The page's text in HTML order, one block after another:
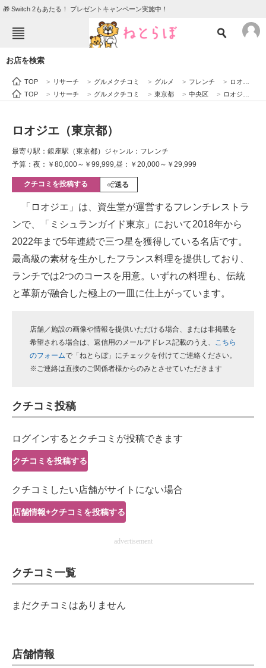
🎁 Switch 2もあたる！ プレゼントキャンペーン実施中！
エンタメ クイズ
動物 リサーチ
会員記事
注目記事を集めた総合ページ
ITの今と未来を見通す
スマホと通信の最新トレンド
好きが集まる 比べて選べる
ビジネスと働き方のヒント
企業ITのトレンドを詳説
経営リーダーのコミュニティ
マーケ×ITの今がよく分かる
ITエンジニア向け専門サイト
企業向けIT製品の総合サイト
IT製品の技術・比較・事例
製造業のIT導入・活用を支援
お店を検索
TOP > リサーチ > グルメクチコミ > グルメ > フレンチ > ロオジエ（東京都）
TOP
> リサーチ > グルメクチコミ > 東京都 > 中央区 > ロオジエ（東京都）
ロオジエ（東京都）
最寄り駅：銀座駅（東京都） ジャンル：フレンチ
予算：夜：￥80,000～￥99,999,昼：￥20,000～￥29,999
クチコミを投稿する 送る
「ロオジエ」は、資生堂が運営するフレンチレストラ
ンで、「ミシュランガイド東京」において2018年から
2022年まで5年連続で三つ星を獲得している名店です。
最高級の素材を生かしたフランス料理を提供しており、
ランチでは2つのコースを用意。いずれの料理も、伝統
と革新が融合した極上の一皿に仕上がっています。
店舗／施設の画像や情報を提供いただける場合、または非掲載を
希望される場合は、返信用のメールアドレス記載のうえ、 こちら
のフォームで「ねとらぼ」にチェックを付けてご連絡ください。
※ご連絡は直接のご関係者様からのみとさせていただきます
クチコミ投稿
ログインするとクチコミが投稿できます
クチコミを投稿する
クチコミしたい店舗がサイトにない場合
店舗情報+クチコミを投稿する
advertisement
クチコミ一覧
まだクチコミはありません
店舗情報